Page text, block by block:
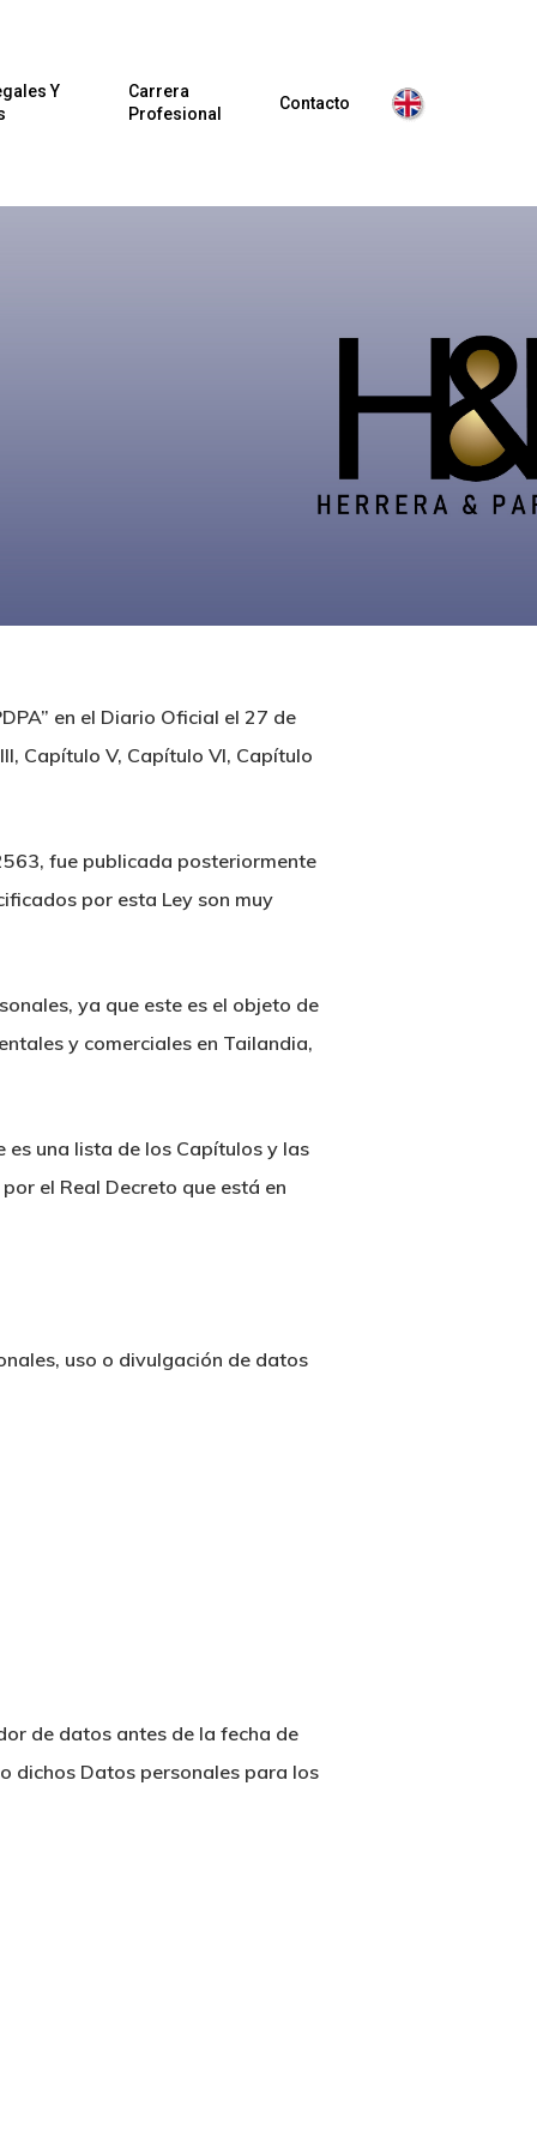
Y
Carrera
Profesional
Contacto
en el Diario Oficial el 27 de
Capítulo V, Capítulo VI, Capítulo
fue publicada posteriormente
por esta Ley son muy
ya que este es el objeto de
y comerciales en Tailandia,
es una lista de los Capítulos y las
el Real Decreto que está en
uso o divulgación de datos
de datos antes de la fecha de
dichos Datos personales para los